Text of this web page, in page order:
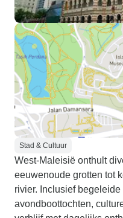
Stad & Cultuur
West-Maleisië onthult
eeuwenoude grotten tot
rivier. Inclusief
avondboottochten,